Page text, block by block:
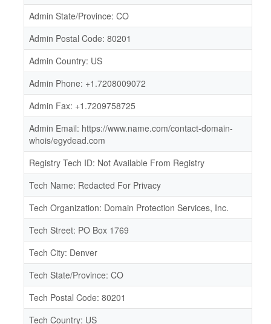
Admin State/Province: CO
Admin Postal Code: 80201
Admin Country: US
Admin Phone: +1.7208009072
Admin Fax: +1.7209758725
Admin Email: https://www.name.com/contact-domain-
whois/egydead.com
Registry Tech ID: Not Available From Registry
Tech Name: Redacted For Privacy
Tech Organization: Domain Protection Services, Inc.
Tech Street: PO Box 1769
Tech City: Denver
Tech State/Province: CO
Tech Postal Code: 80201
Tech Country: US